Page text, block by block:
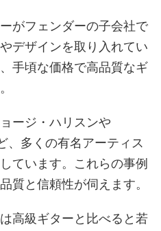
がフェンダーの子会社で
デザインを取り入れてい
手頃な価格で高品質なギ
ージ・ハリスンや
、多くの有名アーティス
ています。これらの事例
質と信頼性が伺えます。
高級ギターと比べると若